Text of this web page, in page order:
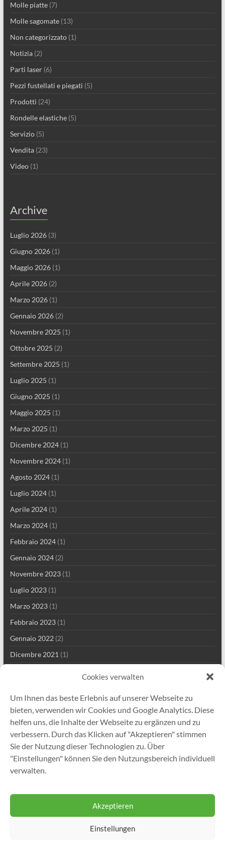
Cookies verwalten
Um Ihnen das beste Erlebnis auf unserer Webseite zu
bieten, verwenden wir Cookies und Google Analytics. Diese
helfen uns, die Inhalte der Webseite zu ergänzen und zu
verbessern. Durch das Klicken auf "Akzeptieren" stimmen
Sie der Nutzung dieser Technologien zu. Über
"Einstellungen" können Sie den Nutzungsbereich individuell
verwalten.
Akzeptieren
Einstellungen
Molle piatte(7)
Molle sagomate(13)
Non categorizzato(1)
Notizia(2)
Parti laser(6)
Pezzi fustellati e piegati (5)
Prodotti (24)
Rondelle elastiche(5)
Servizio(5)
Vendita(23)
Video(1)
Archive
Luglio 2026(3)
Giugno 2026(1)
Maggio 2026(1)
Aprile 2026(2)
Marzo 2026(1)
Gennaio 2026(2)
Novembre 2025 (1)
Ottobre 2025 (2)
Settembre 2025 (1)
Luglio 2025 (1)
Giugno 2025 (1)
Maggio 2025 (1)
Marzo 2025 (1)
Dicembre 2024(1)
Novembre 2024(1)
Agosto 2024(1)
Luglio 2024(1)
Aprile 2024(1)
Marzo 2024(1)
Febbraio 2024(1)
Gennaio 2024(2)
Novembre 2023(1)
Luglio 2023(1)
Marzo 2023(1)
Febbraio 2023(1)
Gennaio 2022(2)
Dicembre 2021 (1)
Luglio 2021(1)
Maggio 2021
(5)
Aprile 2021(2)
Marzo 2021(2)
Gennaio 2021
Gutekunst Formfedern GmbH